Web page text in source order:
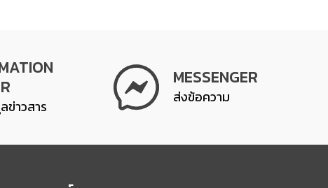
ข่าวสาร
MESSENGER
ส่งข้อความ